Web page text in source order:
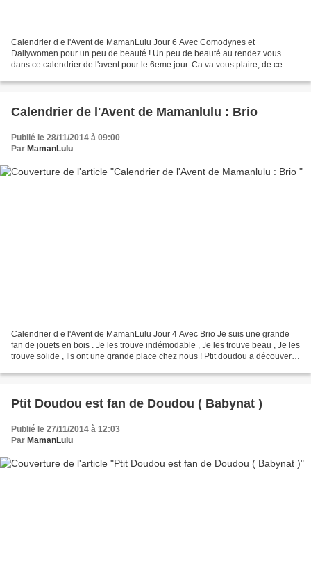
Calendrier d e l'Avent de MamanLulu Jour 6 Avec Comodynes et
Dailywomen pour un peu de beauté ! Un peu de beauté au rendez vous
dans ce calendrier de l'avent pour le 6eme jour. Ca va vous plaire, de ce
Calendrier de l'Avent de Mamanlulu : Brio
Publié le 28/11/2014 à 09:00
Par MamanLulu
Calendrier d e l'Avent de MamanLulu Jour 4 Avec Brio Je suis une grande
fan de jouets en bois . Je les trouve indémodable , Je les trouve beau , Je les
trouve solide , Ils ont une grande place chez nous ! Ptit doudou a découvert
Ptit Doudou est fan de Doudou ( Babynat )
Publié le 27/11/2014 à 12:03
Par MamanLulu